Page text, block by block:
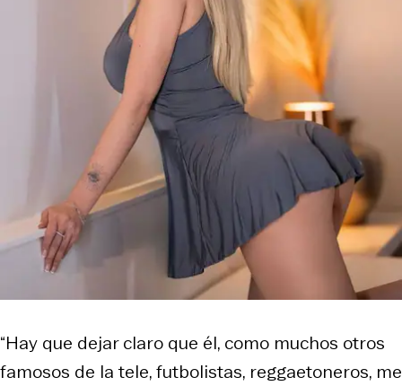
“Hay que dejar claro que él, como muchos otros
famosos de la tele, futbolistas, reggaetoneros, me